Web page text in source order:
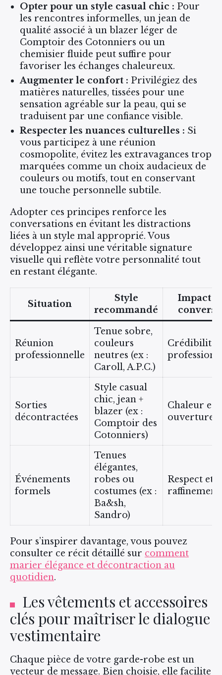
Opter pour un style casual chic : Pour
les rencontres informelles, un jean de
qualité associé à un blazer léger de
Comptoir des Cotonniers ou un
chemisier fluide peut suffire pour
favoriser les échanges chaleureux.
Augmenter le confort : Privilégiez des
matières naturelles, tissées pour une
sensation agréable sur la peau, qui se
traduisent par une confiance visible.
Respecter les nuances culturelles : Si
vous participez à une réunion
cosmopolite, évitez les extravagances trop
marquées comme un choix audacieux de
couleurs ou motifs, tout en conservant
une touche personnelle subtile.
Adopter ces principes renforce les
conversations en évitant les distractions
liées à un style mal approprié. Vous
développez ainsi une véritable signature
visuelle qui reflète votre personnalité tout
en restant élégante.
Situation
Style
recommandé
Impact
Réunion
professionnelle
Tenue sobre,
couleurs
neutres (ex :
Caroll, A.P.C.)
Crédibilité
Sorties
décontractées
Style casual
chic, jean +
blazer (ex :
Comptoir des
Cotonniers)
Chaleur et
ouverture
Événements
formels
Tenues
élégantes,
robes ou
costumes (ex :
Ba&sh,
Sandro)
Respect et
raffinement
Pour s’inspirer davantage, vous pouvez
consulter ce récit détaillé sur comment
marier élégance et décontraction au
quotidien.
Les vêtements et accessoires
clés pour maîtriser le dialogue
vestimentaire
Chaque pièce de votre garde-robe est un
vecteur de message. Bien choisie, elle facilite